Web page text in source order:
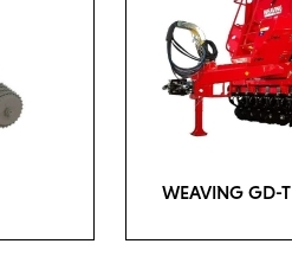
WEAVING GD-T